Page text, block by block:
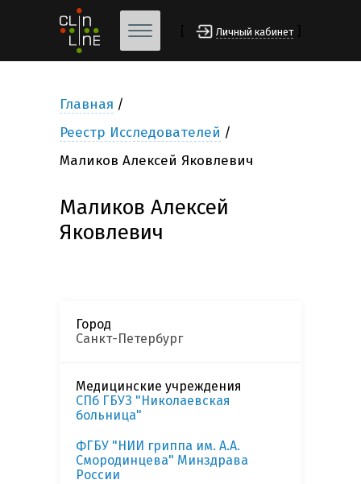
Личный кабинет
Главная
Реестр Исследователей
Маликов Алексей Яковлевич
Маликов Алексей
Яковлевич
Город
Санкт-Петербург
Медицинские учреждения
СПб ГБУЗ "Николаевская
больница"
ФГБУ "НИИ гриппа им. А.А.
Смородинцева" Минздрава
России